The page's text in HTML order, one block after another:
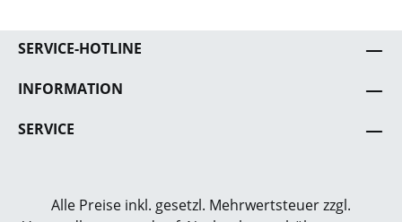
SERVICE-HOTLINE
INFORMATION
SERVICE
Alle Preise inkl. gesetzl. Mehrwertsteuer zzgl.